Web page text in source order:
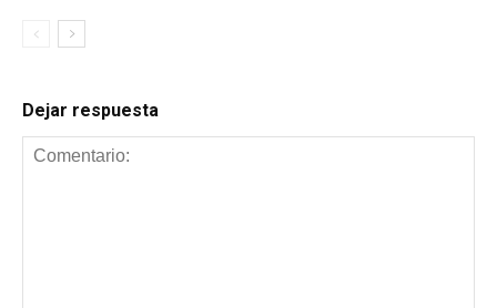
Dejar respuesta